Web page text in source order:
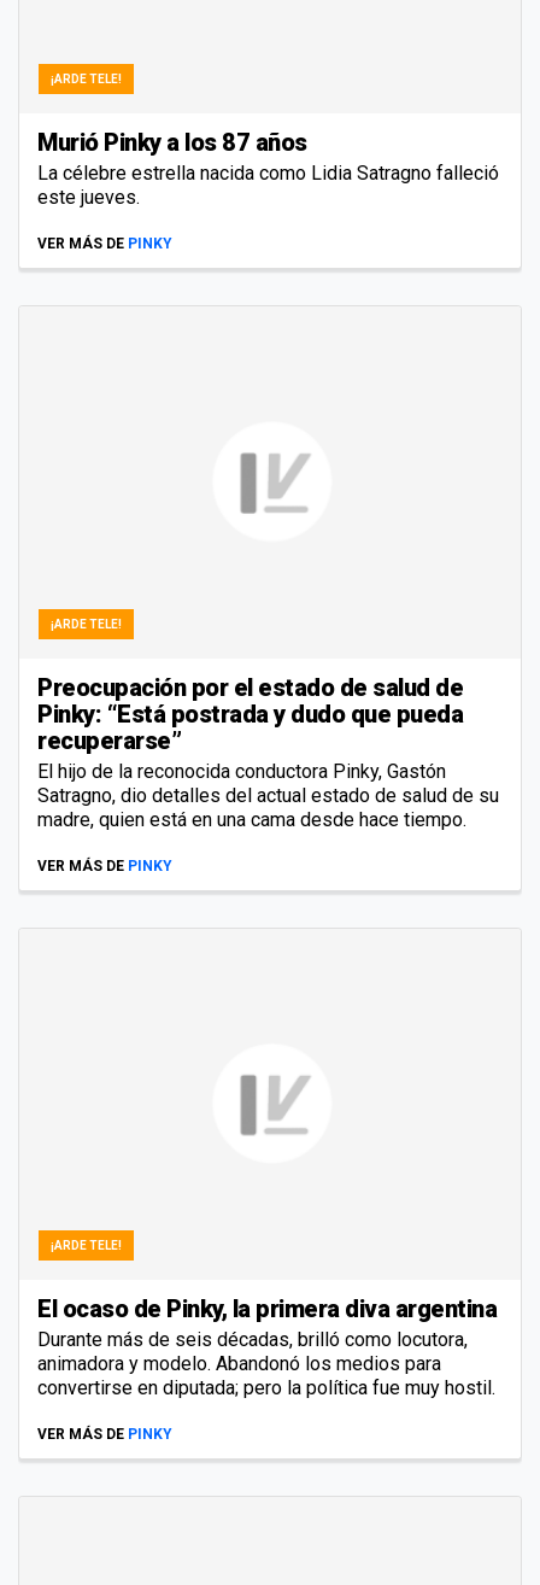
¡ARDE TELE!
Murió Pinky a los 87 años
La célebre estrella nacida como Lidia Satragno falleció
este jueves.
VER MÁS DE PINKY
¡ARDE TELE!
Preocupación por el estado de salud de
Pinky: “Está postrada y dudo que pueda
recuperarse”
El hijo de la reconocida conductora Pinky, Gastón
Satragno, dio detalles del actual estado de salud de su
madre, quien está en una cama desde hace tiempo.
VER MÁS DE PINKY
¡ARDE TELE!
El ocaso de Pinky, la primera diva argentina
Durante más de seis décadas, brilló como locutora,
animadora y modelo. Abandonó los medios para
convertirse en diputada; pero la política fue muy hostil.
VER MÁS DE PINKY